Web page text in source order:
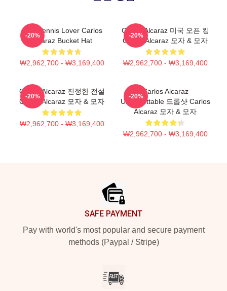
Girls Tennis Lover Carlos
Alcaraz Bucket Hat
₩2,962,700 - ₩3,169,400
-20%
Carlos Alcaraz 미국 오픈 킹
Carlos Alcaraz 모자 & 모자
₩2,962,700 - ₩3,169,400
-20%
Carlos Alcaraz 진정한 전설
Carlos Alcaraz 모자 & 모자
₩2,962,700 - ₩3,169,400
-20%
Carlos Alcaraz
Unforgettable 드롭샷 Carlos
Alcaraz 모자 & 모자
₩2,962,700 - ₩3,169,400
-20%
SAFE PAYMENT
Pay with world's most popular and secure payment
methods (Paypal / Stripe)